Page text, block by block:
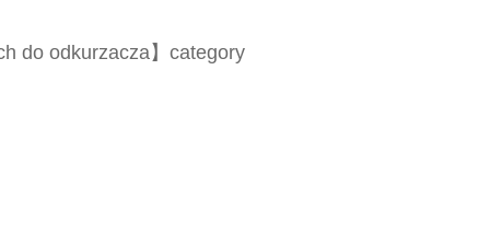
do odkurzacza】category